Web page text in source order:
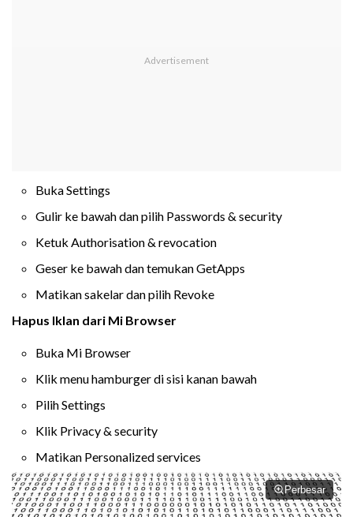
Buka Settings
Gulir ke bawah dan pilih Passwords & security
Ketuk Authorisation & revocation
Geser ke bawah dan temukan GetApps
Matikan sakelar dan pilih Revoke
Hapus Iklan dari Mi Browser
Buka Mi Browser
Klik menu hamburger di sisi kanan bawah
Pilih Settings
Klik Privacy & security
Matikan Personalized services
Perbesar